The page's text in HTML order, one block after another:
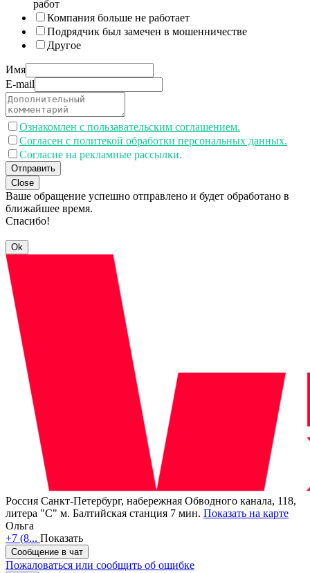
работ
Компания больше не работает
Подрядчик был замечен в мошенничестве
Другое
Имя
E-mail
Ознакомлен с пользавательским соглашением.
Согласен с политекой обработки персональных данных.
Согласие на рекламные рассылки.
Отправить
Close
Ваше обращение успешно отправлено и будет обработано в
ближайшее время.
Спасибо!
Ok
Россия Санкт-Петербург, набережная Обводного канала, 118,
литера "С" м. Балтийская станция 7 мин. Показать на карте
Ольга
+7 (8... Показать
Сообщение в чат
Пожаловаться или сообщить об ошибке